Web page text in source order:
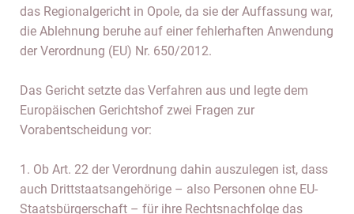
das Regionalgericht in Opole, da sie der Auffassung war,
die Ablehnung beruhe auf einer fehlerhaften Anwendung
der Verordnung (EU) Nr. 650/2012.
Das Gericht setzte das Verfahren aus und legte dem
Europäischen Gerichtshof zwei Fragen zur
Vorabentscheidung vor:
1. Ob Art. 22 der Verordnung dahin auszulegen ist, dass
auch Drittstaatsangehörige – also Personen ohne EU-
Staatsbürgerschaft – für ihre Rechtsnachfolge das